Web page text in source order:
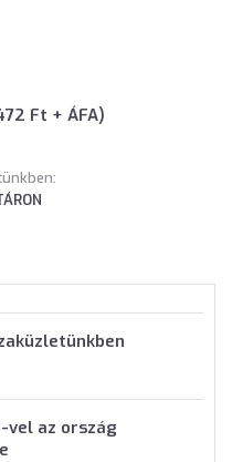
Ft + ÁFA)
vel az ország